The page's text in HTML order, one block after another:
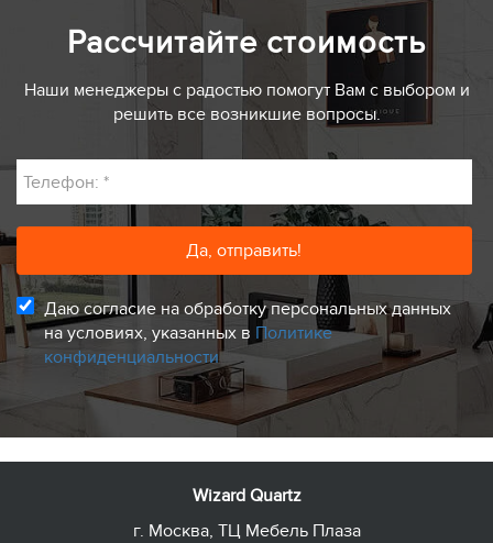
Рассчитайте стоимость
Наши менеджеры с радостью помогут Вам с выбором и
решить все возникшие вопросы.
Телефон: *
Даю согласие на обработку персональных данных
на условиях, указанных в Политике
конфиденциальности
Wizard Quartz
г. Москва, ТЦ Мебель Плаза